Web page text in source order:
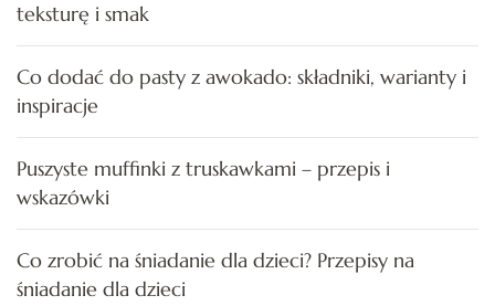
teksturę i smak
Co dodać do pasty z awokado: składniki, warianty i
inspiracje
Puszyste muffinki z truskawkami – przepis i
wskazówki
Co zrobić na śniadanie dla dzieci? Przepisy na
śniadanie dla dzieci